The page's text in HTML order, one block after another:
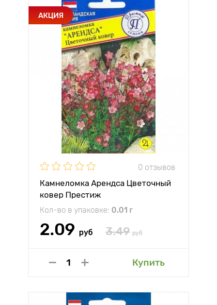
АКЦИЯ
0 отзывов
Камнеломка Арендса Цветочный
ковер Престиж
Кол-во в упаковке: 0.01 г
2.09 руб 3.49 руб
Купить